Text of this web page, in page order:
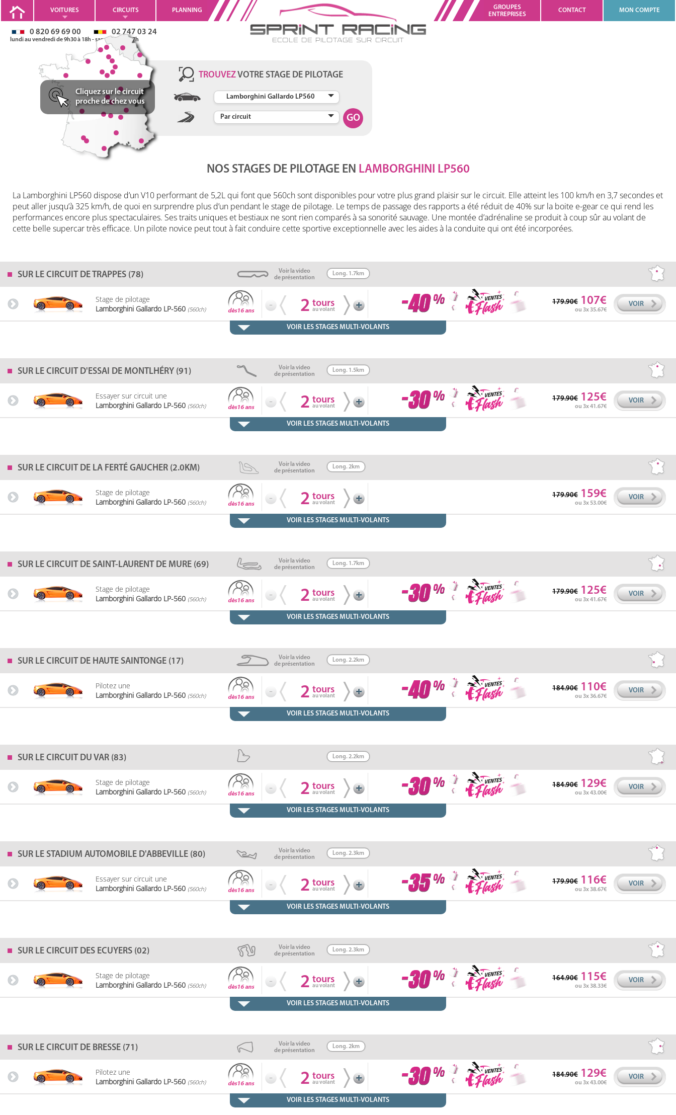
Ecole de Pilotage sur Circuit
VOITURES CIRCUITS PLANNING
GROUPES
ENTREPRISES
CONTACT MON COMPTE
0 820 69 69 00 02 747 03 24
lundi au vendredi de 9h30 à 18h - samedi 10h à 17h
Stages de pilotage en
Lamborghini Gallardo LP-560
10cyl. de 560ch
0-100km/h en 3,7s
V max: 325km/h
Cliquez sur le circuit
proche de chez vous
TROUVEZVOTRE STAGE DE PILOTAGE
GO
NOS STAGES DE PILOTAGE EN LAMBORGHINI LP560
La Lamborghini LP560 dispose d’un V10 performant de 5,2L qui font que 560ch sont disponibles pour votre plus grand plaisir sur le circuit. Elle atteint les 100 km/h en 3,7 secondes et
peut aller jusqu’à 325 km/h, de quoi en surprendre plus d’un pendant le stage de pilotage. Le temps de passage des rapports a été réduit de 40% sur la boite e-gear ce qui rend les
performances encore plus spectaculaires. Ses traits uniques et bestiaux ne sont rien comparés à sa sonorité sauvage. Une montée d’adrénaline se produit à coup sûr au volant de
cette belle supercar très efficace. Un pilote novice peut tout à fait conduire cette sportive exceptionnelle avec les aides à la conduite qui ont été incorporées.
SUR LE CIRCUIT DE TRAPPES (78)
Voir la video
de présentation
Long. 1.7km
Stage de pilotage
Lamborghini Gallardo LP-560 (560ch) 2 tours
au volant
179.90 107
ou 3x 35.67
VOIR
VOIR LES STAGES MULTI-VOLANTS
SUR LE CIRCUIT D'ESSAI DE MONTLHÉRY (91)
Voir la video
de présentation
Long. 1.5km
Essayer sur circuit une
Lamborghini Gallardo LP-560 (560ch) 2 tours
au volant
179.90 125
ou 3x 41.67
VOIR
VOIR LES STAGES MULTI-VOLANTS
SUR LE CIRCUIT DE LA FERTÉ GAUCHER (2.0KM)
Voir la video
de présentation
Long. 2km
Stage de pilotage
Lamborghini Gallardo LP-560 (560ch) 2 tours
au volant
179.90 159
ou 3x 53.00
VOIR
VOIR LES STAGES MULTI-VOLANTS
SUR LE CIRCUIT DE SAINT-LAURENT DE MURE (69)
Voir la video
de présentation
Long. 1.7km
Stage de pilotage
Lamborghini Gallardo LP-560 (560ch) 2 tours
au volant
179.90 125
ou 3x 41.67
VOIR
VOIR LES STAGES MULTI-VOLANTS
SUR LE CIRCUIT DE HAUTE SAINTONGE (17)
Voir la video
de présentation
Long. 2.2km
Pilotez une
Lamborghini Gallardo LP-560 (560ch) 2 tours
au volant
184.90 110
ou 3x 36.67
VOIR
VOIR LES STAGES MULTI-VOLANTS
SUR LE CIRCUIT DU VAR (83) Long. 2.2km
Stage de pilotage
Lamborghini Gallardo LP-560 (560ch) 2 tours
au volant
184.90 129
ou 3x 43.00
VOIR
VOIR LES STAGES MULTI-VOLANTS
SUR LE STADIUM AUTOMOBILE D'ABBEVILLE (80)
Voir la video
de présentation
Long. 2.3km
Essayer sur circuit une
Lamborghini Gallardo LP-560 (560ch) 2 tours
au volant
179.90 116
ou 3x 38.67
VOIR
VOIR LES STAGES MULTI-VOLANTS
SUR LE CIRCUIT DES ECUYERS (02)
Voir la video
de présentation
Long. 2.3km
Stage de pilotage
Lamborghini Gallardo LP-560 (560ch) 2 tours
au volant
164.90 115
ou 3x 38.33
VOIR
VOIR LES STAGES MULTI-VOLANTS
SUR LE CIRCUIT DE BRESSE (71)
Voir la video
de présentation
Long. 2km
Pilotez une
Lamborghini Gallardo LP-560 (560ch) 2 tours
au volant
184.90 129
ou 3x 43.00
VOIR
VOIR LES STAGES MULTI-VOLANTS